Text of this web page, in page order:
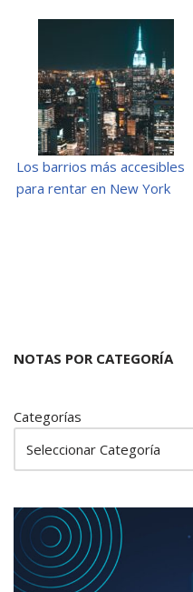
Los barrios más accesibles
para rentar en New York
NOTAS POR CATEGORÍA
Categorías